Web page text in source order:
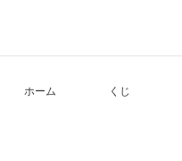
ホーム くじ